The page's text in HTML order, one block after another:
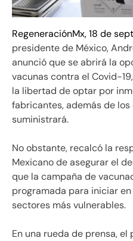
RegeneraciónMx, 18 de
presidente de México,
anunció que se abrirá la
vacunas contra el Covid-
la libertad de optar por
fabricantes, además de
suministrará.
No obstante, recalcó la
Mexicano de asegurar el
que la campaña de
programada para iniciar
sectores más vulnerables.
En una rueda de prensa,